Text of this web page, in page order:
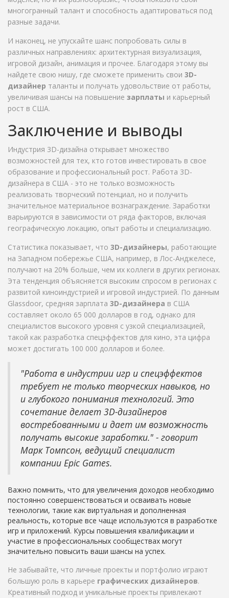
многогранный талант и способность адаптироваться под
разные задачи.
И наконец, не упускайте шанс попробовать силы в
различных направлениях: архитектурная визуализация,
игровой дизайн, анимация и прочее. Благодаря этому вы
найдете свою нишу, где сможете применить свои 3D-
дизайнер таланты и получать удовольствие от работы,
увеличивая шансы на повышение зарплаты и карьерный
рост в США.
Заключение и выводы
Индустрия 3D-дизайна открывает множество
возможностей для тех, кто готов инвестировать в свое
образование и профессиональный рост. Работа 3D-
дизайнера в США - это не только возможность
реализовать творческий потенциал, но и получить
значительное материальное вознаграждение. Заработки
варьируются в зависимости от ряда факторов, включая
географическую локацию, опыт работы и специализацию.
Статистика показывает, что 3D-дизайнеры, работающие
на Западном побережье США, например, в Лос-Анджелесе,
получают на 20% больше, чем их коллеги в других регионах.
Эта тенденция объясняется высоким спросом в регионах с
развитой киноиндустрией и игровой индустрией. По данным
Glassdoor, средняя зарплата 3D-дизайнера в США
составляет около 65 000 долларов в год, однако для
специалистов высокого уровня с узкой специализацией,
такой как разработка спецэффектов для кино, эта цифра
может достигать 100 000 долларов и более.
"Работа в индустрии игр и спецэффектов
требует не только творческих навыков, но
и глубокого понимания технологий. Это
сочетание делает 3D-дизайнеров
востребованными и дает им возможность
получать высокие заработки." - говорит
Марк Томпсон, ведущий специалист
компании Epic Games.
Важно помнить, что для увеличения доходов необходимо
постоянно совершенствоваться и осваивать новые
технологии, такие как виртуальная и дополненная
реальность, которые все чаще используются в разработке
игр и приложений. Курсы повышения квалификации и
участие в профессиональных сообществах могут
значительно повысить ваши шансы на успех.
Не забывайте, что личные проекты и портфолио играют
большую роль в карьере графических дизайнеров.
Креативный подход и уникальные проекты привлекают